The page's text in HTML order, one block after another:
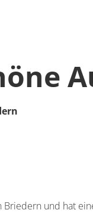
und hat